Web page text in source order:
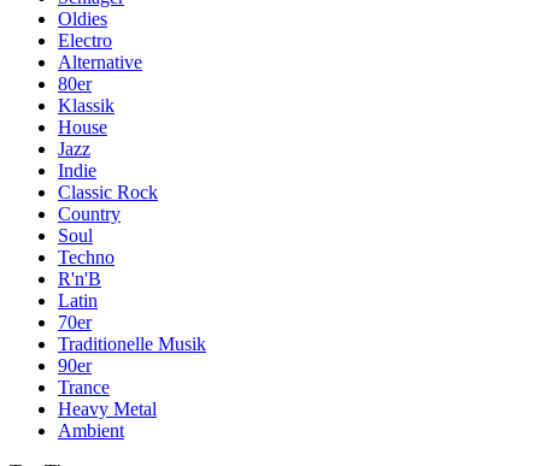
Oldies
Electro
Alternative
80er
Klassik
House
Jazz
Indie
Classic Rock
Country
Soul
Techno
R'n'B
Latin
70er
Traditionelle Musik
90er
Trance
Heavy Metal
Ambient